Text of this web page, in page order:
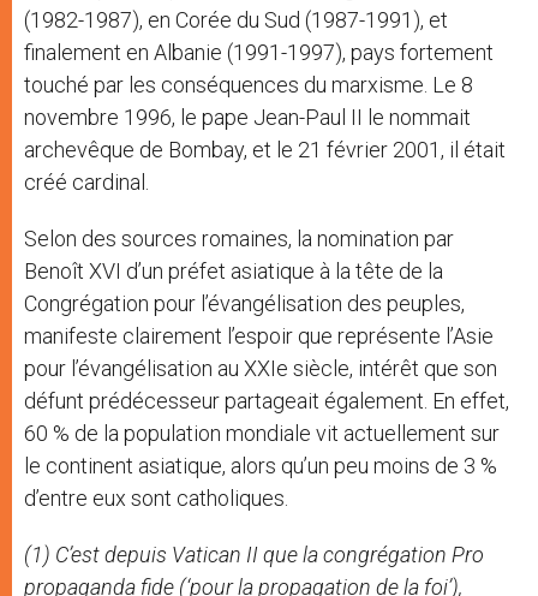
(1982-1987), en Corée du Sud (1987-1991), et
finalement en Albanie (1991-1997), pays fortement
touché par les conséquences du marxisme. Le 8
novembre 1996, le pape Jean-Paul II le nommait
archevêque de Bombay, et le 21 février 2001, il était
créé cardinal.
Selon des sources romaines, la nomination par
Benoît XVI d’un préfet asiatique à la tête de la
Congrégation pour l’évangélisation des peuples,
manifeste clairement l’espoir que représente l’Asie
pour l’évangélisation au XXIe siècle, intérêt que son
défunt prédécesseur partageait également. En effet,
60 % de la population mondiale vit actuellement sur
le continent asiatique, alors qu’un peu moins de 3 %
d’entre eux sont catholiques.
(1) C’est depuis Vatican II que la congrégation Pro
propaganda fide (‘pour la propagation de la foi’),